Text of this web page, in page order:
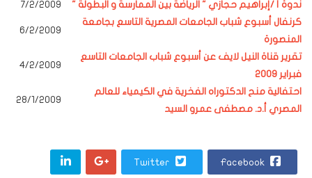
ندوة أ /إبراهيم حجازي " الرياضة بين الممارسة و البطولة " 7/2/2009
كرنفال أسبوع شباب الجامعات المصرية التاسع بجامعة
المنصورة
6/2/2009
تقرير قناة النيل لايف عن أسبوع شباب الجامعات التاسع
فبراير 20 09
4/2/2009
احتفالية منح الدكتوراه الفخرية في الكيمياء للعالم
المصري أ.د. مصطفى عمرو السيد
28/1/2009